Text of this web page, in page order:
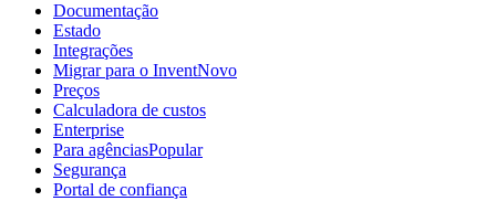
Documentação
Estado
Integrações
Migrar para o InventNovo
Preços
Calculadora de custos
Enterprise
Para agênciasPopular
Segurança
Portal de confiança